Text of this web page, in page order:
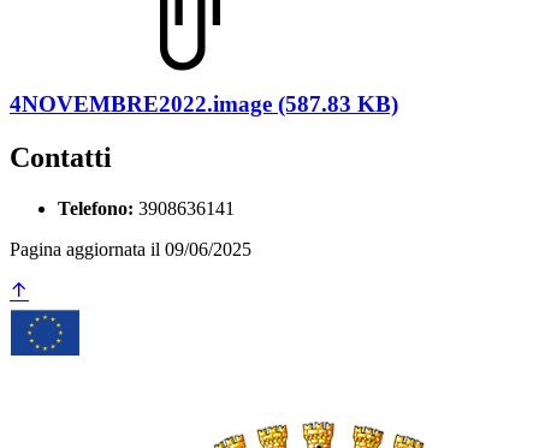
4NOVEMBRE2022.image (587.83 KB)
Contatti
Telefono: 3908636141
Pagina aggiornata il 09/06/2025